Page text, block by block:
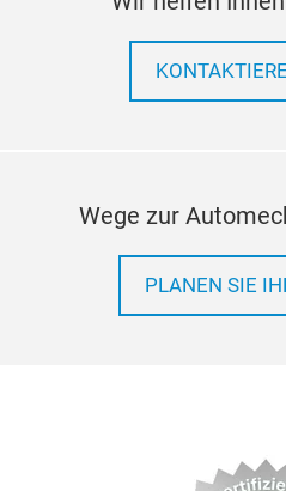
Wege zur
PLANEN SIE